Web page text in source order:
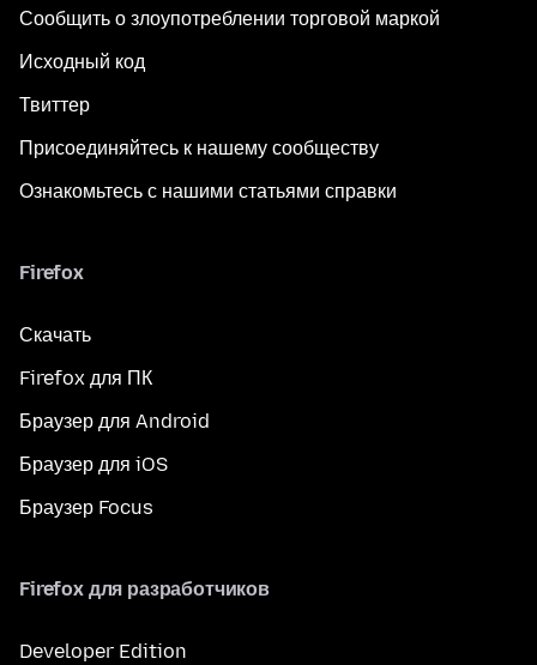
Сообщить о злоупотреблении торговой маркой
Исходный код
Твиттер
Присоединяйтесь к нашему сообществу
Ознакомьтесь с нашими статьями справки
Firefox
Скачать
Firefox для ПК
Браузер для Android
Браузер для iOS
Браузер Focus
Firefox для разработчиков
Developer Edition